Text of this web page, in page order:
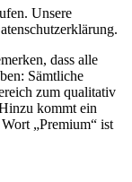
Unsere
dass alle
Sämtliche
zum qualitativ
kommt ein
„Premium“ ist